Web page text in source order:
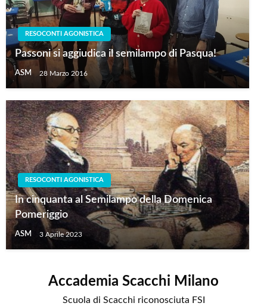
RESOCONTI AGONISTICA
Passoni si aggiudica il semilampo di Pasqua!
ASM 28 Marzo 2016
RESOCONTI AGONISTICA
In cinquanta al Semilampo della Domenica
Pomeriggio
ASM 3 Aprile 2023
Accademia Scacchi Milano
Scuola di Scacchi riconosciuta FSI